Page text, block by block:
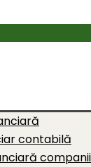
contabilă